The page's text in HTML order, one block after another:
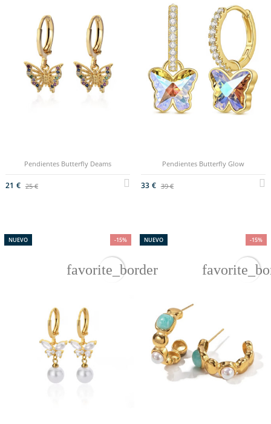
Pendientes Butterfly Deams
21 € 25 €
Pendientes Butterfly Glow
33 € 39 €
-15%
NUEVO
favorite_border
-15%
NUEVO